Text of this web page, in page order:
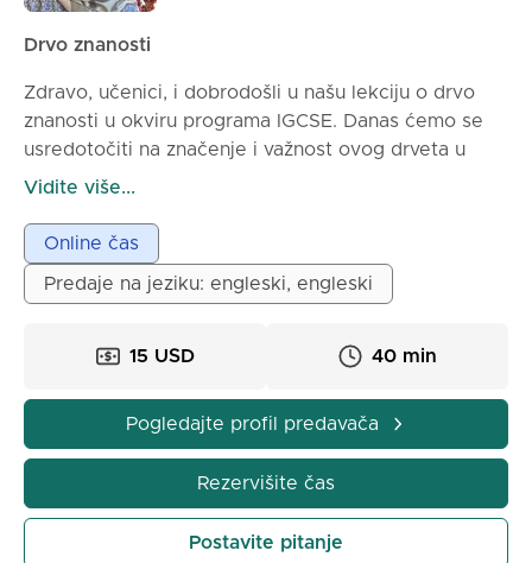
Drvo znanosti
Zdravo, učenici, i dobrodošli u našu lekciju o drvo
znanosti u okviru programa IGCSE. Danas ćemo se
usredotočiti na značenje i važnost ovog drveta u
religijama i mitologijama, uz poseban naglasak na
glavne teme koje pokriva ova lekciju i kako one utiču
na naše razumevanje duhovnog značaja drveta
znanosti.
Vidite više...
Online čas
Predaje na jeziku: engleski, engleski
15 USD 40 min
Pogledajte profil predavača
Rezervišite čas
Postavite pitanje